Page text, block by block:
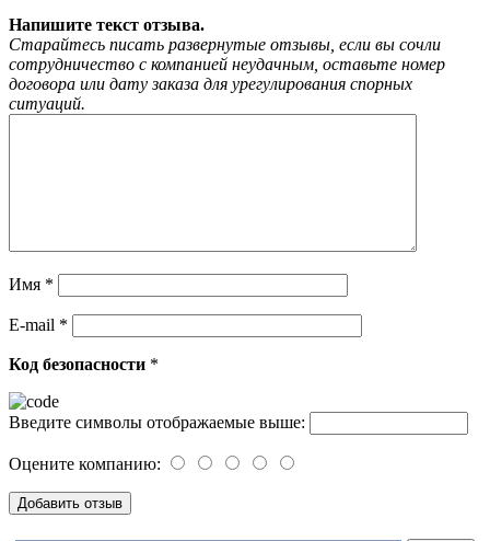
Напишите текст отзыва.
Старайтесь писать развернутые отзывы, если вы сочли
сотрудничество с компанией неудачным, оставьте номер
договора или дату заказа для урегулирования спорных
ситуаций.
Имя *
E-mail *
Код безопасности *
Введите символы отображаемые выше:
Оцените компанию: